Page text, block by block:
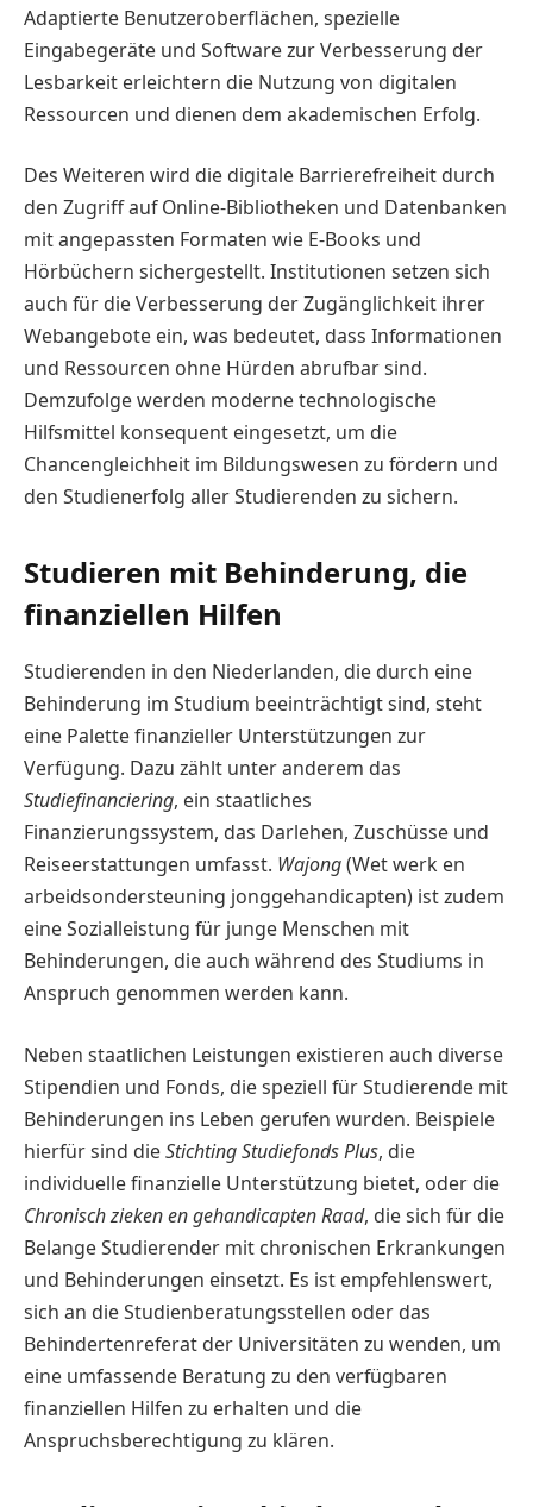
Adaptierte Benutzeroberflächen, spezielle
Eingabegeräte und Software zur Verbesserung der
Lesbarkeit erleichtern die Nutzung von digitalen
Ressourcen und dienen dem akademischen Erfolg.
Des Weiteren wird die digitale Barrierefreiheit durch
den Zugriff auf Online-Bibliotheken und Datenbanken
mit angepassten Formaten wie E-Books und
Hörbüchern sichergestellt. Institutionen setzen sich
auch für die Verbesserung der Zugänglichkeit ihrer
Webangebote ein, was bedeutet, dass Informationen
und Ressourcen ohne Hürden abrufbar sind.
Demzufolge werden moderne technologische
Hilfsmittel konsequent eingesetzt, um die
Chancengleichheit im Bildungswesen zu fördern und
den Studienerfolg aller Studierenden zu sichern.
Studieren mit Behinderung, die
finanziellen Hilfen
Studierenden in den Niederlanden, die durch eine
Behinderung im Studium beeinträchtigt sind, steht
eine Palette finanzieller Unterstützungen zur
Verfügung. Dazu zählt unter anderem das
Studiefinanciering, ein staatliches
Finanzierungssystem, das Darlehen, Zuschüsse und
Reiseerstattungen umfasst. Wajong(Wet werk en
arbeidsondersteuning jonggehandicapten) ist zudem
eine Sozialleistung für junge Menschen mit
Behinderungen, die auch während des Studiums in
Anspruch genommen werden kann.
Neben staatlichen Leistungen existieren auch diverse
Stipendien und Fonds, die speziell für Studierende mit
Behinderungen ins Leben gerufen wurden. Beispiele
hierfür sind dieStichting Studiefonds Plus, die
individuelle finanzielle Unterstützung bietet, oder die
Chronisch zieken en gehandicapten Raad, die sich für die
Belange Studierender mit chronischen Erkrankungen
und Behinderungen einsetzt. Es ist empfehlenswert,
sich an die Studienberatungsstellen oder das
Behindertenreferat der Universitäten zu wenden, um
eine umfassende Beratung zu den verfügbaren
finanziellen Hilfen zu erhalten und die
Anspruchsberechtigung zu klären.